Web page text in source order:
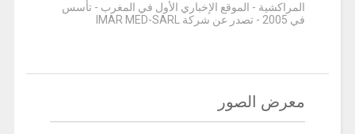
المراكشية - الموقع الإخباري الأول في المغرب - تأسس
في 2005 - تصدر عن شركة IMAR MED-SARL
معرض الصور